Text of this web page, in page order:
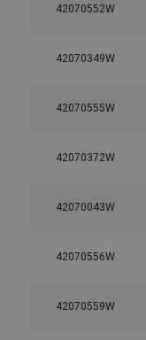
42070552W
42070349W
42070555W
42070372W
42070043W
42070556W
42070559W